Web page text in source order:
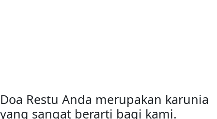
Doa Restu Anda merupakan karunia
yang sangat berarti bagi kami.